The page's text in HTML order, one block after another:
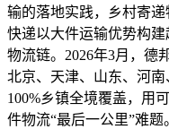
输的落地实践，乡村寄
快递以大件运输优势构
物流链。2026年3月，德
北京、天津、山东、河
100%乡镇全境覆盖，用
件物流“最后一公里”难题